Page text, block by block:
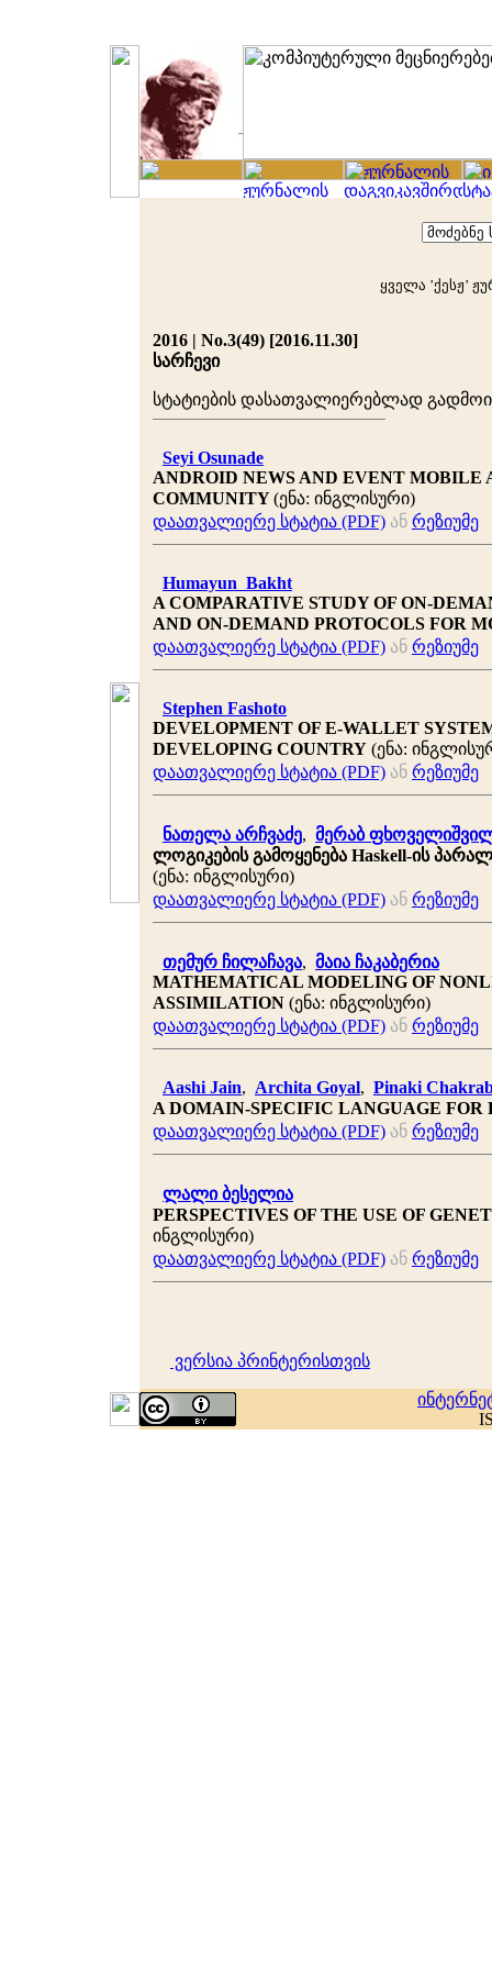
ყველა ’ქესჟ’
2016 | No.3(49) [2016.11.30]
სარჩევი
სტატიების დასათვალიერებლად
Seyi Osunade
ANDROID NEWS AND EVENT MOBILE
COMMUNITY(ენა: ინგლისური)
დაათვალიერე სტატია (PDF) ან რეზიუმე
Humayun Bakht
A COMPARATIVE STUDY OF ON-
AND ON-DEMAND PROTOCOLS FOR
დაათვალიერე სტატია (PDF) ან რეზიუმე
Stephen Fashoto
DEVELOPMENT OF E-WALLET
DEVELOPING COUNTRY (ენა:
დაათვალიერე სტატია (PDF) ან რეზიუმე
ნათელა არჩვაძე, მერაბ
ლოგიკების გამოყენება Haskell-ის
(ენა: ინგლისური)
დაათვალიერე სტატია (PDF) ან რეზიუმე
თემურ ჩილაჩავა, მაია ჩაკაბერია
MATHEMATICAL MODELING OF
ASSIMILATION (ენა: ინგლისური)
დაათვალიერე სტატია (PDF) ან რეზიუმე
Aashi Jain, Archita Goyal, Pinaki
A DOMAIN-SPECIFIC LANGUAGE FOR
დაათვალიერე სტატია (PDF) ან რეზიუმე
ლალი ბესელია
PERSPECTIVES OF THE USE OF
ინგლისური)
დაათვალიერე სტატია (PDF) ან რეზიუმე
ვერსია პრინტერისთვის